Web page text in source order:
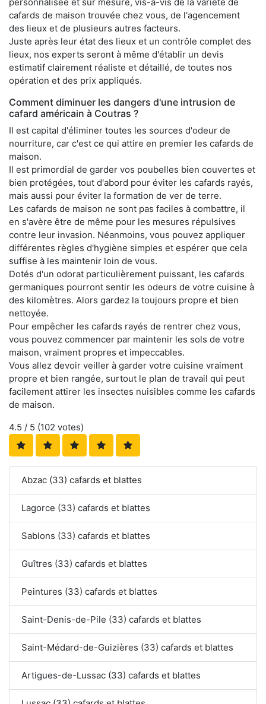
cafards de maison trouvée chez vous, de l'agencement
des lieux et de plusieurs autres facteurs.
Juste après leur état des lieux et un contrôle complet des
lieux, nos experts seront à même d'établir un devis
estimatif clairement réaliste et détaillé, de toutes nos
opération et des prix appliqués.
Comment diminuer les dangers d'une intrusion de
cafard américain à Coutras ?
Il est capital d'éliminer toutes les sources d'odeur de
nourriture, car c'est ce qui attire en premier les cafards de
maison.
Il est primordial de garder vos poubelles bien couvertes et
bien protégées, tout d'abord pour éviter les cafards rayés,
mais aussi pour éviter la formation de ver de terre.
Les cafards de maison ne sont pas faciles à combattre, il
en s'avère être de même pour les mesures répulsives
contre leur invasion. Néanmoins, vous pouvez appliquer
différentes règles d'hygiène simples et espérer que cela
suffise à les maintenir loin de vous.
Dotés d'un odorat particulièrement puissant, les cafards
germaniques pourront sentir les odeurs de votre cuisine à
des kilomètres. Alors gardez la toujours propre et bien
nettoyée.
Pour empêcher les cafards rayés de rentrer chez vous,
vous pouvez commencer par maintenir les sols de votre
maison, vraiment propres et impeccables.
Vous allez devoir veiller à garder votre cuisine vraiment
propre et bien rangée, surtout le plan de travail qui peut
facilement attirer les insectes nuisibles comme les cafards
de maison.
4.5 / 5 (102 votes)
Abzac (33) cafards et blattes
Lagorce (33) cafards et blattes
Sablons (33) cafards et blattes
Guîtres (33) cafards et blattes
Peintures (33) cafards et blattes
Saint-Denis-de-Pile (33) cafards et blattes
Saint-Médard-de-Guizières (33) cafards et blattes
Artigues-de-Lussac (33) cafards et blattes